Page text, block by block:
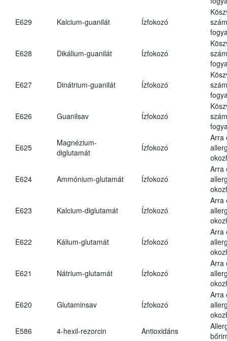
E629 Kalcium-guanilát Ízfokozó
E628 Dikálium-guanilát Ízfokozó
E627 Dinátrium-guanilát Ízfokozó
E626 Guanilsav Ízfokozó
E625
Magnézium-
diglutamát
Ízfokozó
Arra
E624 Ammónium-glutamát Ízfokozó
Arra
E623 Kalcium-diglutamát Ízfokozó
Arra
E622 Kálium-glutamát Ízfokozó
Arra
E621 Nátrium-glutamát Ízfokozó
Arra
E620 Glutaminsav Ízfokozó
Arra
E586
4-hexil-rezorcin Antioxidáns